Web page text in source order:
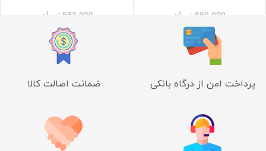
660,000 تومان 583,000 تومان
پرداخت امن از درگاه بانکی ضمانت اصالت کالا